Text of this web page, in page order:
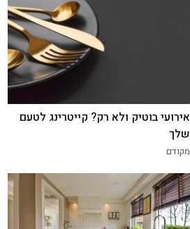
אירועי בוטיק ולא רק? קייטרינג לטעם
שלך
מקודם